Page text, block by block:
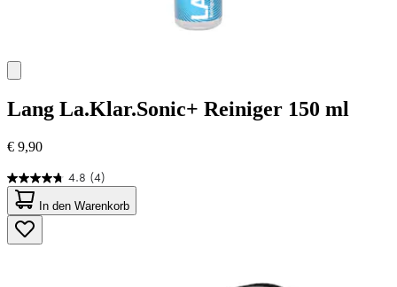
Lang La.Klar.Sonic+ Reiniger 150 ml
€ 9,90
4.8 (4)
4.8
von
5
Sternen.
4
In den Warenkorb